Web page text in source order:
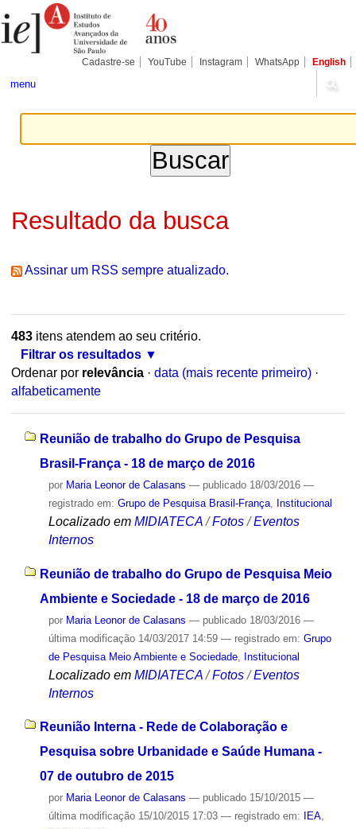
para
conteúdo.
Pessoais
Cadastre-se YouTube Instagram WhatsApp English
menu
Resultado da busca
Assinar um RSS sempre atualizado.
483itens atendem ao seu critério.
Filtrar os resultados
Ordenar por relevância · data (mais recente primeiro) ·
alfabeticamente
Reunião de trabalho do Grupo de Pesquisa
Brasil-França - 18 de março de 2016
por Maria Leonor de Calasans — publicado18/03/2016 —
registrado em: Grupo de Pesquisa Brasil-França, Institucional
Localizado em MIDIATECA /Fotos /Eventos
Internos
Reunião de trabalho do Grupo de Pesquisa Meio
Ambiente e Sociedade - 18 de março de 2016
por Maria Leonor de Calasans — publicado18/03/2016 —
última modificação14/03/2017 14:59 — registrado em: Grupo
de Pesquisa Meio Ambiente e Sociedade, Institucional
Localizado em MIDIATECA /Fotos /Eventos
Internos
Reunião Interna - Rede de Colaboração e
Pesquisa sobre Urbanidade e Saúde Humana -
07 de outubro de 2015
por Maria Leonor de Calasans — publicado15/10/2015 —
última modificação15/10/2015 17:03 — registrado em: IEA,